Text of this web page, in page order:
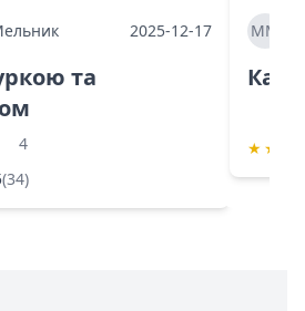
2025-12-17
та
4
(34)
ММ
★ ★